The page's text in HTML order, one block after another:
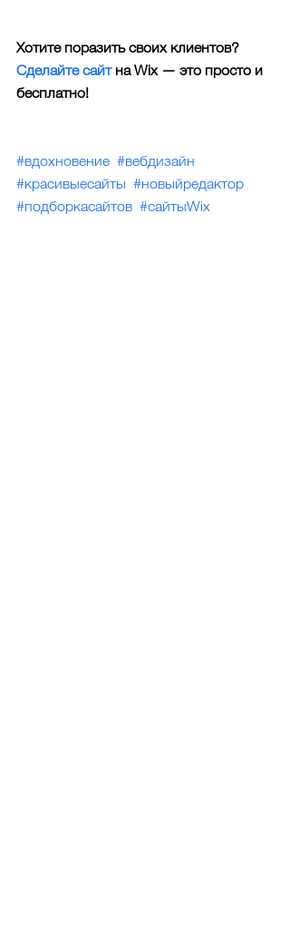
Хотите поразить своих клиентов?
Сделайте сайт на Wix — это просто и
бесплатно!
#вдохновение #вебдизайн
#красивыесайты #новыйредактор
#подборкасайтов #сайтыWix